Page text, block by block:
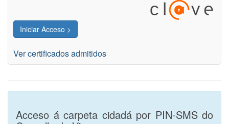
Ver certificados admitidos
Acceso á carpeta cidadá por PIN-SMS do